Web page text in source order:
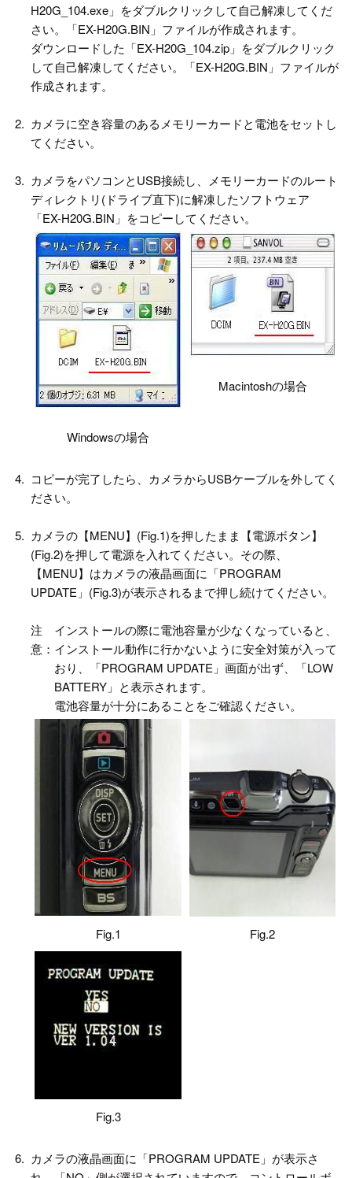
H20G_104.exe」をダブルクリックして自己解凍してくだ
さい。「EX-H20G.BIN」ファイルが作成されます。
ダウンロードした「EX-H20G_104.zip」をダブルクリック
して自己解凍してください。「EX-H20G.BIN」ファイルが
作成されます。
2. カメラに空き容量のあるメモリーカードと電池をセットし
てください。
3. カメラをパソコンとUSB接続し、メモリーカードのルート
ディレクトリ(ドライブ直下)に解凍したソフトウェア
「EX-H20G.BIN」をコピーしてください。
Windowsの場合
Macintoshの場合
4. コピーが完了したら、カメラからUSBケーブルを外してく
ださい。
5. カメラの【MENU】(Fig.1)を押したまま【電源ボタン】
(Fig.2)を押して電源を入れてください。その際、
【MENU】はカメラの液晶画面に「PROGRAM
UPDATE」(Fig.3)が表示されるまで押し続けてください。
注
意：
インストールの際に電池容量が少なくなっていると、
インストール動作に行かないように安全対策が入って
おり、「PROGRAM UPDATE」画面が出ず、「LOW
BATTERY」と表示されます。
電池容量が十分にあることをご確認ください。
Fig.1 Fig.2
Fig.3
6. カメラの液晶画面に「PROGRAM UPDATE」が表示さ